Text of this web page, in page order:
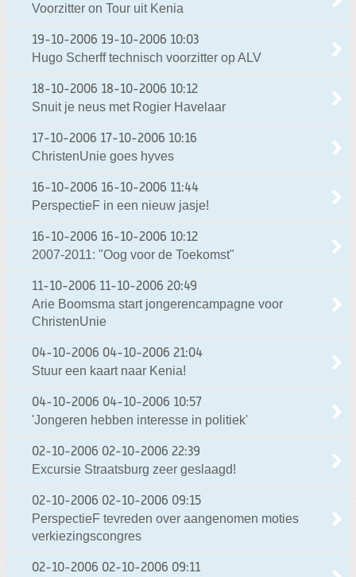
Voorzitter on Tour uit Kenia
19-10-2006 19-10-2006 10:03
Hugo Scherff technisch voorzitter op ALV
18-10-2006 18-10-2006 10:12
Snuit je neus met Rogier Havelaar
17-10-2006 17-10-2006 10:16
ChristenUnie goes hyves
16-10-2006 16-10-2006 11:44
PerspectieF in een nieuw jasje!
16-10-2006 16-10-2006 10:12
2007-2011: "Oog voor de Toekomst"
11-10-2006 11-10-2006 20:49
Arie Boomsma start jongerencampagne voor
ChristenUnie
04-10-2006 04-10-2006 21:04
Stuur een kaart naar Kenia!
04-10-2006 04-10-2006 10:57
'Jongeren hebben interesse in politiek'
02-10-2006 02-10-2006 22:39
Excursie Straatsburg zeer geslaagd!
02-10-2006 02-10-2006 09:15
PerspectieF tevreden over aangenomen moties
verkiezingscongres
02-10-2006 02-10-2006 09:11